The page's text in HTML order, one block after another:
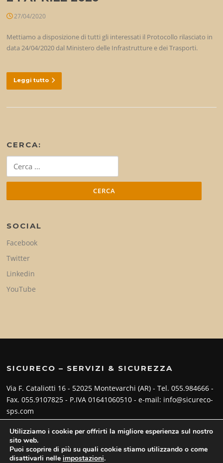
27/04/2020
Mettiamo a disposizione di tutti gli interessati il Protocollo rilasciato in
data 24/04/2020 dal Ministero delle Infrastrutture e dei Trasporti.
Leggi tutto
CERCA:
per:
SOCIAL
Facebook
Twitter
Linkedin
YouTube
SICURECO – SERVIZI & SICUREZZA
Via F. Cataliotti 16 - 52025 Montevarchi (AR) - Tel. 055.984666 -
Fax. 055.9107825 - P.IVA 01641060510 - e-mail: info@sicureco-
sps.com
Utilizziamo i cookie per offrirti la migliore esperienza sul nostro
sito web.
Puoi scoprire di più su quali cookie stiamo utilizzando o come
disattivarli nelle impostazioni.